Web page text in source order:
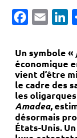
Un symbole «
économique
vient d’être
le cadre des
les
Amadea,
désormais
États-Unis.